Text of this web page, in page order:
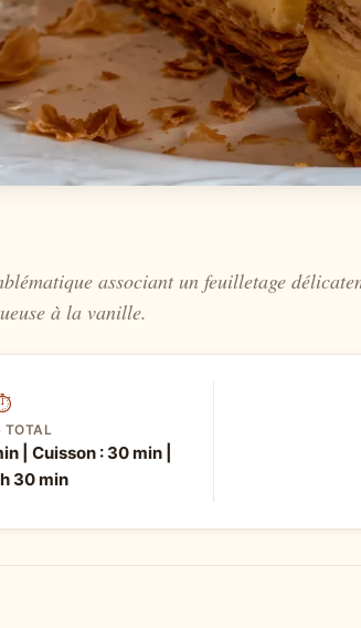
associant un feuilletage
à la vanille.
TOTAL
| Cuisson : 30 min |
30 min